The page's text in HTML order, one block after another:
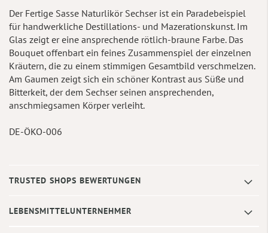
Der Fertige Sasse Naturlikör Sechser ist ein Paradebeispiel
für handwerkliche Destillations- und Mazerationskunst. Im
Glas zeigt er eine ansprechende rötlich-braune Farbe. Das
Bouquet offenbart ein feines Zusammenspiel der einzelnen
Kräutern, die zu einem stimmigen Gesamtbild verschmelzen.
Am Gaumen zeigt sich ein schöner Kontrast aus Süße und
Bitterkeit, der dem Sechser seinen ansprechenden,
anschmiegsamen Körper verleiht.
DE-ÖKO-006
TRUSTED SHOPS BEWERTUNGEN
LEBENSMITTELUNTERNEHMER